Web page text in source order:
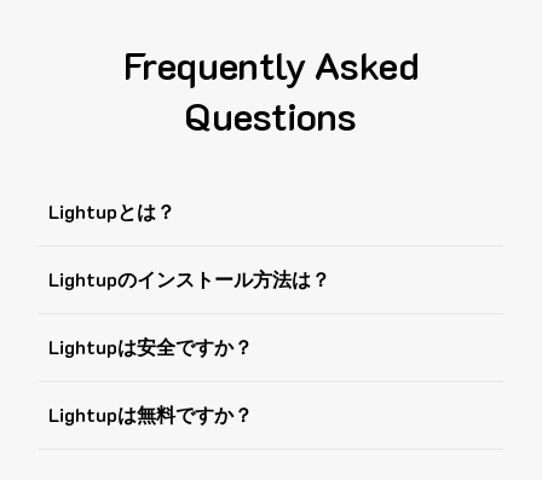
Frequently Asked
Questions
Lightupとは？
Lightupのインストール方法は？
Lightupは安全ですか？
Lightupは無料ですか？